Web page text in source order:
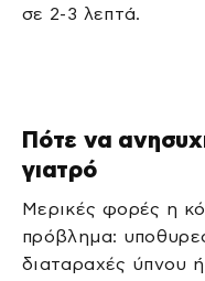
σε 2-3 λεπτά.
Πότε να
γιατρό
Μερικές φορές η
πρόβλημα:
διαταραχές ύπνου